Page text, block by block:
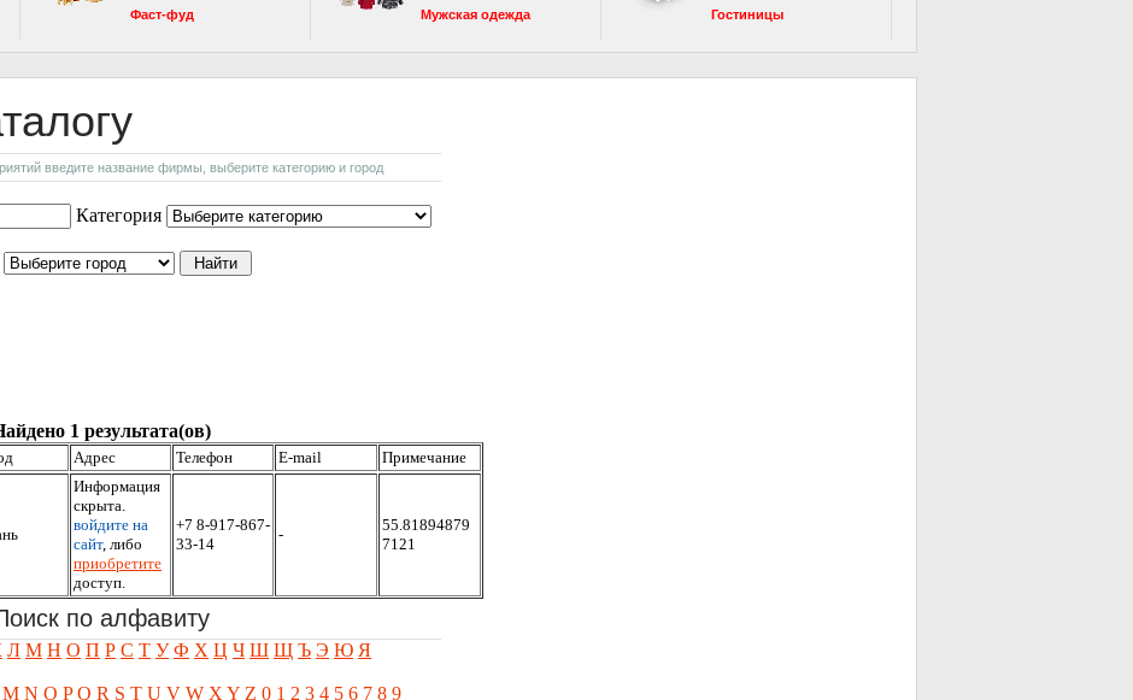
Фаст-фуд
Мужская одежда
Гостиницы
введите название фирмы, выберите категорию и город
Категория
1 результата(ов)
Адрес Телефон E-mail Примечание
Информация
скрыта.
войдите на
сайт, либо
приобретите
доступ.
+7 8-917-867-
33-14
-
55.81894879
7121
по алфавиту
Л М Н О П Р С Т У Ф Х Ц Ч Ш Щ Ъ Э Ю Я
M N O P Q R S T U V W X Y Z 0 1 2 3 4 5 6 7 8 9